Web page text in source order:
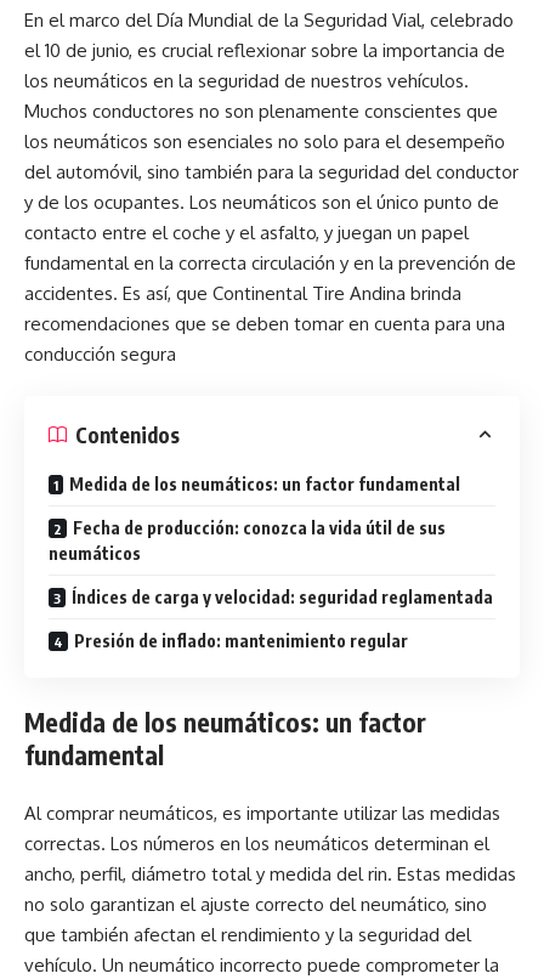
En el marco del Día Mundial de la Seguridad Vial, celebrado
el 10 de junio, es crucial reflexionar sobre la importancia de
los neumáticos en la seguridad de nuestros vehículos.
Muchos conductores no son plenamente conscientes que
los neumáticos son esenciales no solo para el desempeño
del automóvil, sino también para la seguridad del conductor
y de los ocupantes. Los neumáticos son el único punto de
contacto entre el coche y el asfalto, y juegan un papel
fundamental en la correcta circulación y en la prevención de
accidentes. Es así, que Continental Tire Andina brinda
recomendaciones que se deben tomar en cuenta para una
conducción segura
Contenidos
Medida de los neumáticos: un factor fundamental
Fecha de producción: conozca la vida útil de sus
neumáticos
Índices de carga y velocidad: seguridad reglamentada
Presión de inflado: mantenimiento regular
Medida de los neumáticos: un factor
fundamental
Al comprar neumáticos, es importante utilizar las medidas
correctas. Los números en los neumáticos determinan el
ancho, perfil, diámetro total y medida del rin. Estas medidas
no solo garantizan el ajuste correcto del neumático, sino
que también afectan el rendimiento y la seguridad del
vehículo. Un neumático incorrecto puede comprometer la